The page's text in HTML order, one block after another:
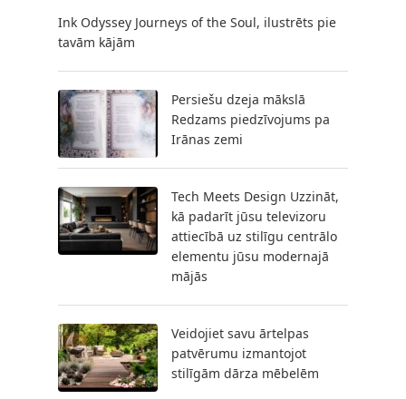
Ink Odyssey Journeys of the Soul, ilustrēts pie
tavām kājām
Persiešu dzeja mākslā
Redzams piedzīvojums pa
Irānas zemi
Tech Meets Design Uzzināt,
kā padarīt jūsu televizoru
attiecībā uz stilīgu centrālo
elementu jūsu modernajā
mājās
Veidojiet savu ārtelpas
patvērumu izmantojot
stilīgām dārza mēbelēm